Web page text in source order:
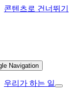
콘텐츠로 건너뛰기
Navigation
우리가 하는 일